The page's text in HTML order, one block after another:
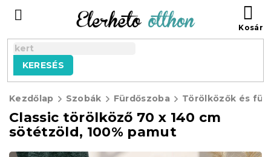
tartalomhoz
KERESÉS
Kezdőlap Szobák Fürdőszoba Törölközők és
Classic törölköző 70 x 140 cm
sötétzöld, 100% pamut